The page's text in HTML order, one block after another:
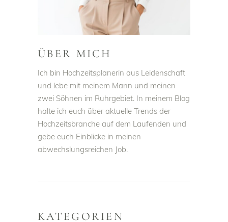
ÜBER MICH
Ich bin Hochzeitsplanerin aus Leidenschaft
und lebe mit meinem Mann und meinen
zwei Söhnen im Ruhrgebiet. In meinem Blog
halte ich euch über aktuelle Trends der
Hochzeitsbranche auf dem Laufenden und
gebe euch Einblicke in meinen
abwechslungsreichen Job.
KATEGORIEN